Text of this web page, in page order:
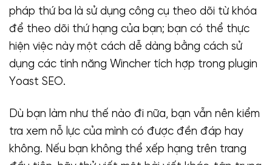
pháp thứ ba là sử dụng công cụ theo dõi từ khóa
để theo dõi thứ hạng của bạn; bạn có thể thực
hiện việc này một cách dễ dàng bằng cách sử
dụng các tính năng Wincher tích hợp trong plugin
Yoast SEO.
Dù bạn làm như thế nào đi nữa, bạn vẫn nên kiểm
tra xem nỗ lực của mình có được đền đáp hay
không. Nếu bạn không thể xếp hạng trên trang